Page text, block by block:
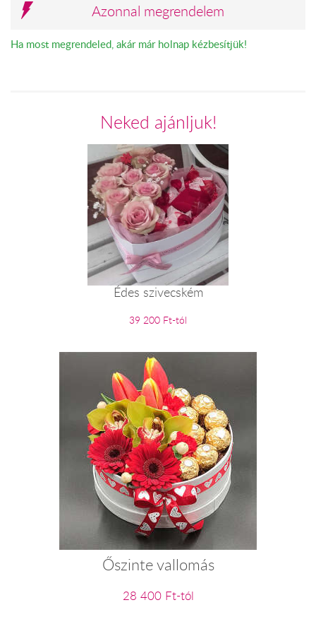
Azonnal megrendelem
Ha most megrendeled, akár már holnap kézbesítjük!
Neked ajánljuk!
Édes szivecském
39 200 Ft-tól
Őszinte vallomás
28 400 Ft-tól